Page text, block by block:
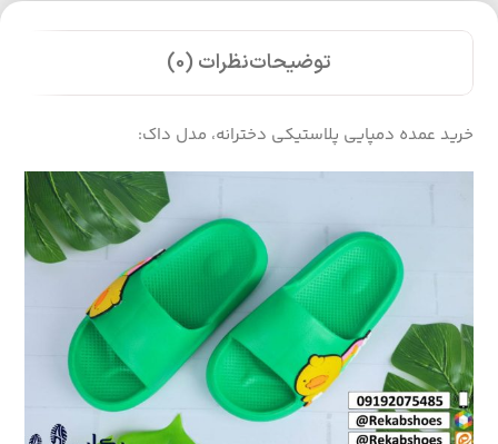
توضیحاتنظرات (0)
خرید عمده دمپایی پلاستیکی دخترانه، مدل داک: